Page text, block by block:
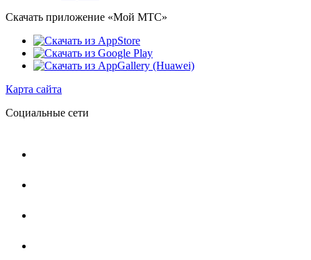
Скачать приложение «Мой МТС»
Карта сайта
Социальные сети